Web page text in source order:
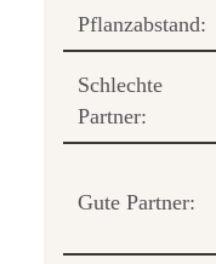
Pflanzabstand:
Schlechte
Partner:
Gute Partner: